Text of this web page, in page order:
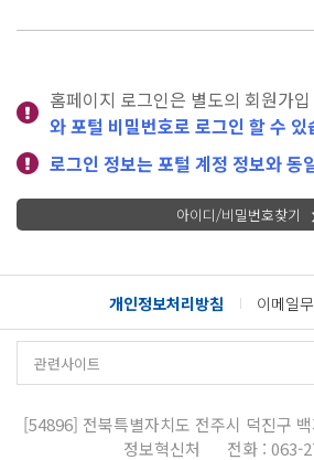
홈페이지 로그인은 별도의 회원가
와 포털 비밀번호로 로그인 할 수 있
로그인 정보는 포털 계정 정보와 동
아이디/비밀번호찾기
개인정보처리방침 이메일
[54896] 전북특별자치도 전주시 덕진구
정보혁신처
전화 : 063-